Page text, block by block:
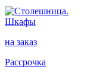
Шкафы
на заказ
Рассрочка